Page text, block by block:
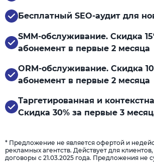
Бесплатный SEO-аудит для
SMM-обслуживание. Скидка
абонемент в первые 2 месяца
ORM-обслуживание. Скидка
абонемент в первые 2 месяца
Таргетированная и
Скидка 30% за первые 3
* Предложение не является офертой и
рекламных агентств. Действует для
договоры с 21.03.2025 года. Предложения не